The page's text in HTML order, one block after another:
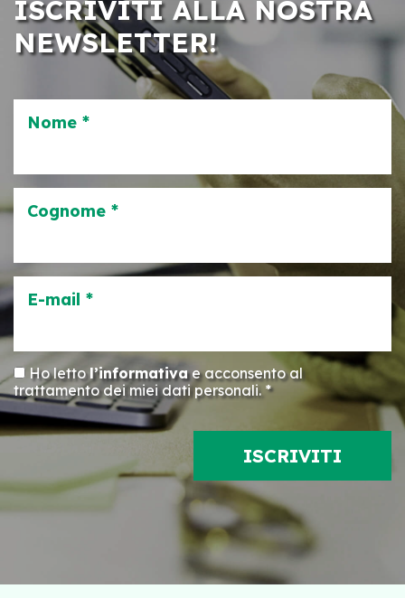
ISCRIVITI ALLA NOSTRA
NEWSLETTER!
Nome *
Cognome *
E-mail *
Ho lettol’informativae acconsento al
trattamento dei miei dati personali. *